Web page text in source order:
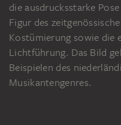
die ausdrucksstarke
Figur des
Kostümierung sowie die
Lichtführung. Das Bild
Beispielen des
Musikantengenres.